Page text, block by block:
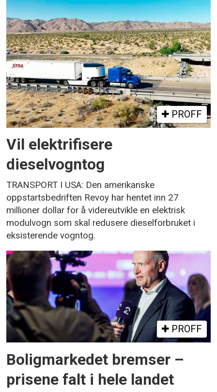
PROFF
Vil elektrifisere
dieselvogntog
TRANSPORT I USA: Den amerikanske
oppstartsbedriften Revoy har hentet inn 27
millioner dollar for å videreutvikle en elektrisk
modulvogn som skal redusere dieselforbruket i
eksisterende vogntog.
PROFF
Boligmarkedet bremser –
prisene falt i hele landet